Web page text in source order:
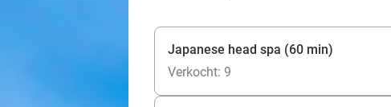
Japanese head spa (60 min)
Verkocht: 9